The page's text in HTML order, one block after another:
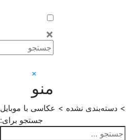
×
×
منو
> دسته‌بندی نشده > عکاسی با موبایل
جستجو برای: